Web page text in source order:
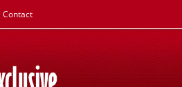
Contact